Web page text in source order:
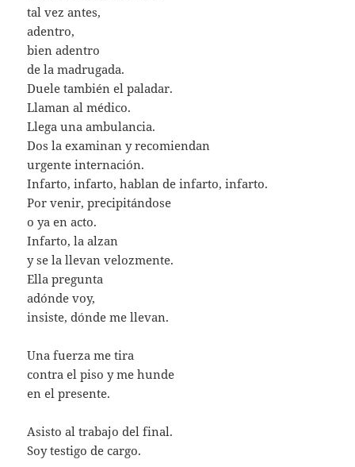
tal vez antes,
adentro,
bien adentro
de la madrugada.
Duele también el paladar.
Llaman al médico.
Llega una ambulancia.
Dos la examinan y recomiendan
urgente internación.
Infarto, infarto, hablan de infarto, infarto.
Por venir, precipitándose
o ya en acto.
Infarto, la alzan
y se la llevan velozmente.
Ella pregunta
adónde voy,
insiste, dónde me llevan.
Una fuerza me tira
contra el piso y me hunde
en el presente.
Asisto al trabajo del final.
Soy testigo de cargo.